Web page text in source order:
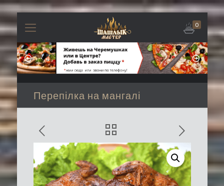
0
Перепілка на мангалі